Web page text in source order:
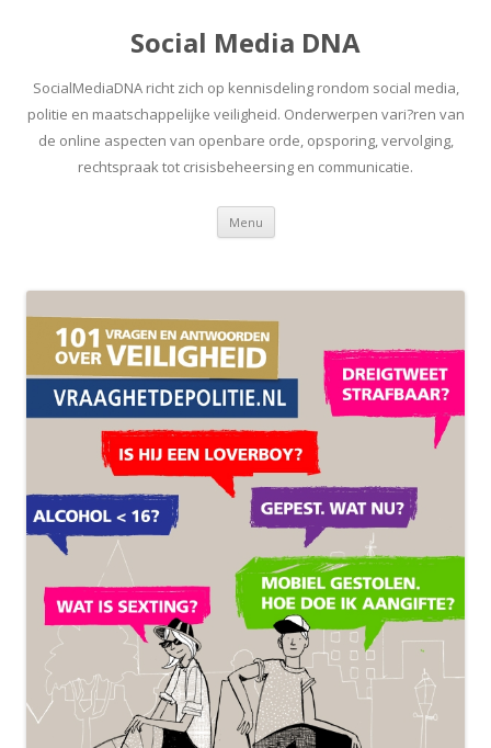
Social Media DNA
SocialMediaDNA richt zich op kennisdeling rondom social media,
politie en maatschappelijke veiligheid. Onderwerpen vari?ren van
de online aspecten van openbare orde, opsporing, vervolging,
rechtspraak tot crisisbeheersing en communicatie.
Menu Spring
inhoud